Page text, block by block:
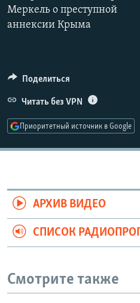
РАСПИСАНИЕ ВЕЩАНИЯ
ПОДПИШИТЕСЬ НА
Все сайты РСЕ/РС
Меркель о преступной
аннексии Крыма
Поделиться
Читать без VPN
Приоритетный источник в Google
АРХИВ ВИДЕО
СПИСОК
Смотрите также